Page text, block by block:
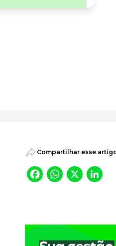
para os riscos
Compartilhar esse
Facebook
X